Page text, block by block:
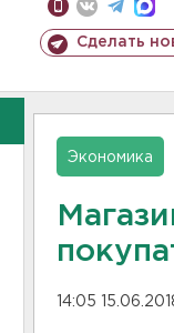
Сделать
Экономика
14:05